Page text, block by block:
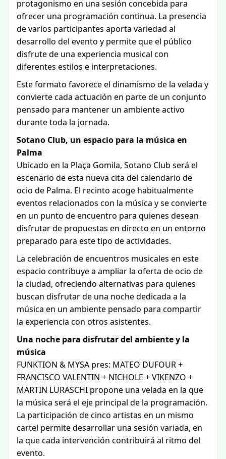
protagonismo en una sesión concebida para
ofrecer una programación continua. La presencia
de varios participantes aporta variedad al
desarrollo del evento y permite que el público
disfrute de una experiencia musical con
diferentes estilos e interpretaciones.
Este formato favorece el dinamismo de la velada y
convierte cada actuación en parte de un conjunto
pensado para mantener un ambiente activo
durante toda la jornada.
Sotano Club, un espacio para la música en
Palma
Ubicado en la Plaça Gomila, Sotano Club será el
escenario de esta nueva cita del calendario de
ocio de Palma. El recinto acoge habitualmente
eventos relacionados con la música y se convierte
en un punto de encuentro para quienes desean
disfrutar de propuestas en directo en un entorno
preparado para este tipo de actividades.
La celebración de encuentros musicales en este
espacio contribuye a ampliar la oferta de ocio de
la ciudad, ofreciendo alternativas para quienes
buscan disfrutar de una noche dedicada a la
música en un ambiente pensado para compartir
la experiencia con otros asistentes.
Una noche para disfrutar del ambiente y la
música
FUNKTION & MYSA pres: MATEO DUFOUR +
FRANCISCO VALENTIN + NICHOLE + VIKENZO +
MARTIN LURASCHI propone una velada en la que
la música será el eje principal de la programación.
La participación de cinco artistas en un mismo
cartel permite desarrollar una sesión variada, en
la que cada intervención contribuirá al ritmo del
evento.